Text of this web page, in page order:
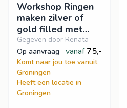
Workshop Ringen
maken zilver of
gold filled met
edelstenen
Gegeven door Renata
op aanvraag
vanaf 75,-
Komt naar jou toe vanuit
Groningen
Heeft een locatie in
Groningen